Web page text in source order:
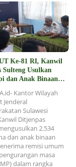
Ke-81 RI, Kanwil
Sulteng Usulkan
dan Anak Binaan
Kantor Wilayah
Jenderal
Sulawesi
Ditjenpas
2.534
dan anak binaan
remisi umum
masa
dalam rangka